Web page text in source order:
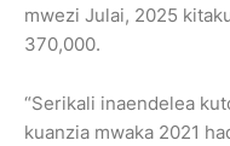
mwezi Julai, 2025
370,000.
“Serikali inaendelea
kuanzia mwaka 2021